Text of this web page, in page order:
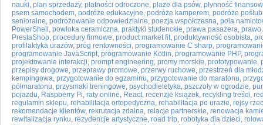
nauki, plan sprzedaży, płatności odroczone, plaże dla psów, płynność
psem samochodem, podróże edukacyjne, podróże kamperem, podróże
senioralne, podróżowanie odpowiedzialne, poezja współczesna, pola
PowerShell , powłoka ceramiczna, praktyki studenckie, prawa pasażera, prawo
PrestaShop, procedury firmowe, product market fit, produktywność osobista,
profilaktyka urazów, próg rentowności, programowanie C sharp,
programowanie JavaScript, programowanie Kotlin, programowanie PHP,
projektowanie interakcji, prompt engineering, promy morskie, prototypowanie,
przepisy drogowe, przeprawy promowe, przerwy ruchowe, przestrzeń dla
kempingowa, przygotowanie do egzaminu, przygotowanie do maratonu,
półmaratonu, przysmaki treningowe, psychodietetyka, pszczoły w ogrodzie,
pojazdu, Raspberry Pi, raty online, React, recenzje książek, recykling treści,
regulamin sklepu, rehabilitacja ortopedyczna, rehabilitacja po urazie, rejsy
rekomendacje klientów, rekrutacja zdalna, relacje partnerskie, renowacja
rewitalizacja rynku, rezydencje artystyczne, road trip, robotyka dla dzieci,